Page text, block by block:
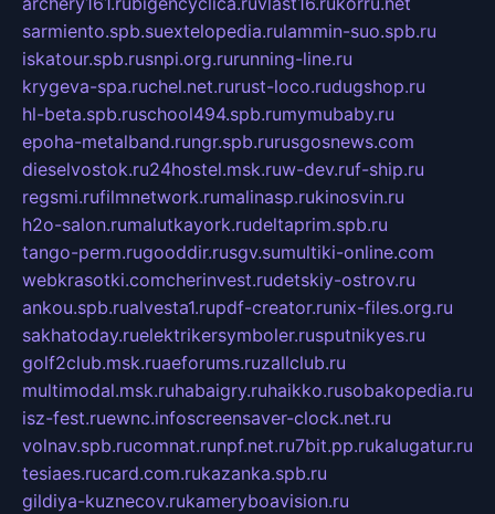
sarmiento.spb.suextelopedia.rulammin-suo.spb.ru
iskatour.spb.rusnpi.org.rurunning-line.ru
krygeva-spa.ruchel.net.rurust-loco.rudugshop.ru
hl-beta.spb.ruschool494.spb.rumymubaby.ru
epoha-metalband.rungr.spb.rurusgosnews.com
dieselvostok.ru24hostel.msk.ruw-dev.ruf-ship.ru
regsmi.rufilmnetwork.rumalinasp.rukinosvin.ru
h2o-salon.rumalutkayork.rudeltaprim.spb.ru
tango-perm.rugooddir.rusgv.sumultiki-online.com
webkrasotki.comcherinvest.rudetskiy-ostrov.ru
ankou.spb.rualvesta1.rupdf-creator.runix-files.org.ru
sakhatoday.ruelektrikersymboler.rusputnikyes.ru
golf2club.msk.ruaeforums.ruzallclub.ru
multimodal.msk.ruhabaigry.ruhaikko.rusobakopedia.ru
isz-fest.ruewnc.infoscreensaver-clock.net.ru
volnav.spb.rucomnat.runpf.net.ru7bit.pp.rukalugatur.ru
tesiaes.rucard.com.rukazanka.spb.ru
gildiya-kuznecov.rukameryboavision.ru